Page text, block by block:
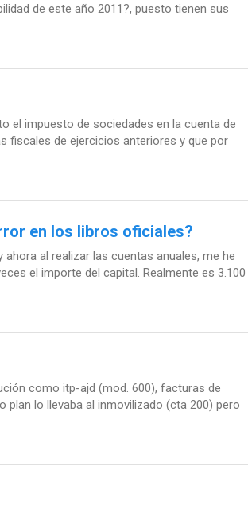
de este año 2011?, puesto tienen sus
el impuesto de sociedades en la cuenta de
fiscales de ejercicios anteriores y que por
en los libros oficiales?
al realizar las cuentas anuales, me he
el importe del capital. Realmente es 3.100
como itp-ajd (mod. 600), facturas de
lo llevaba al inmovilizado (cta 200) pero